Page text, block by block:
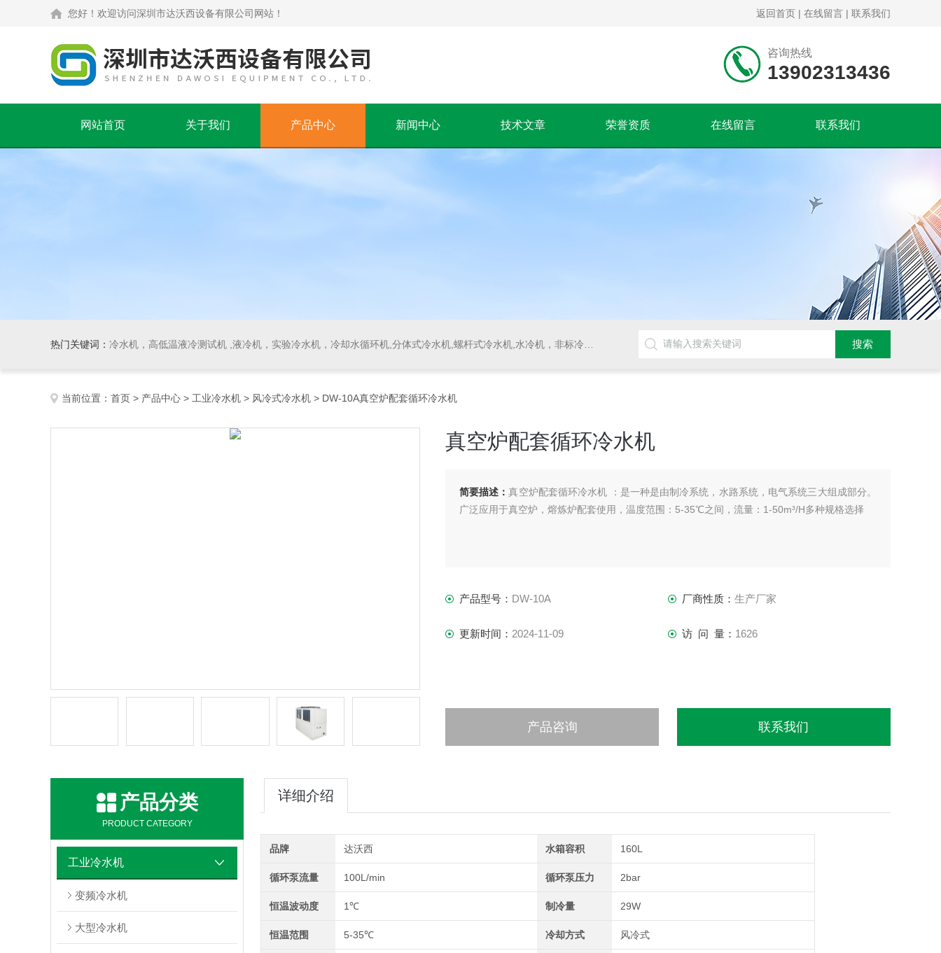
您好！欢迎访问深圳市达沃西设备有限公司网站！ 返回首页 | 在线留言 | 联系我们
咨询热线
13902313436
网站首页 关于我们 产品中心 新闻中心 技术文章 荣誉资质 在线留言 联系我们
热门关键词： 冷水机，高低温液冷测试机 ,液冷机，实验冷水机，冷却水循环机,分体式冷水机,螺杆式冷水机,水冷机，非标冷水机
当前位置： 首页 > 产品中心 > 工业冷水机 > 风冷式冷水机 > DW-10A真空炉配套循环冷水机
真空炉配套循环冷水机
简要描述：真空炉配套循环冷水机 ：是一种是由制冷系统，水路系统，电气系统三大组成部分。
广泛应用于真空炉，熔炼炉配套使用，温度范围：5-35℃之间，流量：1-50m³/H多种规格选择
产品型号： DW-10A 厂商性质： 生产厂家
更新时间： 2024-11-09 访 问 量： 1626
产品咨询 联系我们
产品分类
PRODUCT CATEGORY
工业冷水机
变频冷水机
大型冷水机
详细介绍
品牌 达沃西 水箱容积 160L
循环泵流量 100L/min 循环泵压力 2bar
恒温波动度 1℃ 制冷量 29W
恒温范围 5-35℃ 冷却方式 风冷式